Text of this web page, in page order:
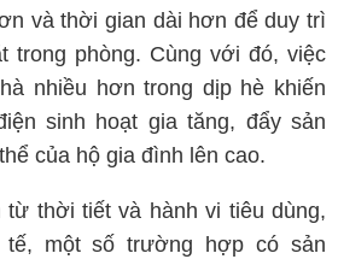
và thời gian dài hơn để duy trì
trong phòng. Cùng với đó, việc
nhiều hơn trong dịp hè khiến
sinh hoạt gia tăng, đẩy sản
của hộ gia đình lên cao.
từ thời tiết và hành vi tiêu dùng,
một số trường hợp có sản